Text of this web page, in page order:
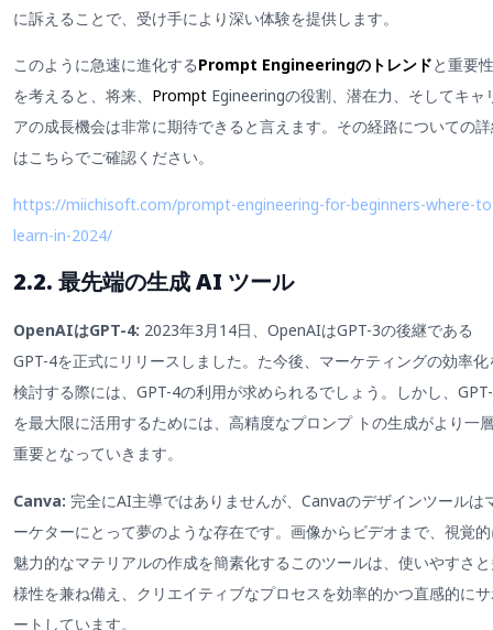
に訴えることで、受け手により深い体験を提供します。
このように急速に進化するPrompt Engineeringのトレンドと重要性
を考えると、将来、 Prompt Egineeringの役割、潜在力、そしてキャ
アの成長機会は非常に期待できると言えます。その経路についての
はこちらでご確認ください。
https://miichisoft.com/prompt-engineering-for-beginners-where-
learn-in-2024/
2.2. 最先端の生成 AI ツール
OpenAIはGPT-4: 2023年3月14日、OpenAIはGPT-3の後継である
GPT-4を正式にリリースしました。た今後、マーケティングの効率化
検討する際には、GPT-4の利用が求められるでしょう。しかし、
を最大限に活用するためには、高精度なプロンプ トの生成がより一
重要となっていきます。
Canva: 完全にAI主導ではありませんが、Canvaのデザインツールは
ーケターにとって夢のような存在です。画像からビデオまで、視覚
魅力的なマテリアルの作成を簡素化するこのツールは、使いやすさ
様性を兼ね備え、クリエイティブなプロセスを効率的かつ直感的に
ートしています。